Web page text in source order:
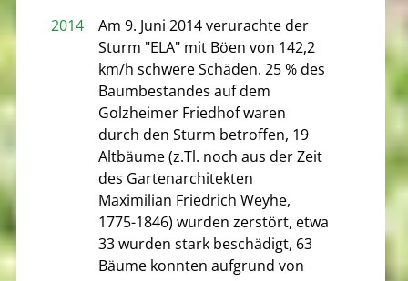
2014
Am 9. Juni 2014 verurachte der
Sturm "ELA" mit Böen von 142,2
km/h schwere Schäden. 25 % des
Baumbestandes auf dem
Golzheimer Friedhof waren
durch den Sturm betroffen, 19
Altbäume (z.Tl. noch aus der Zeit
des Gartenarchitekten
Maximilian Friedrich Weyhe,
1775-1846) wurden zerstört, etwa
33 wurden stark beschädigt, 63
Bäume konnten aufgrund von